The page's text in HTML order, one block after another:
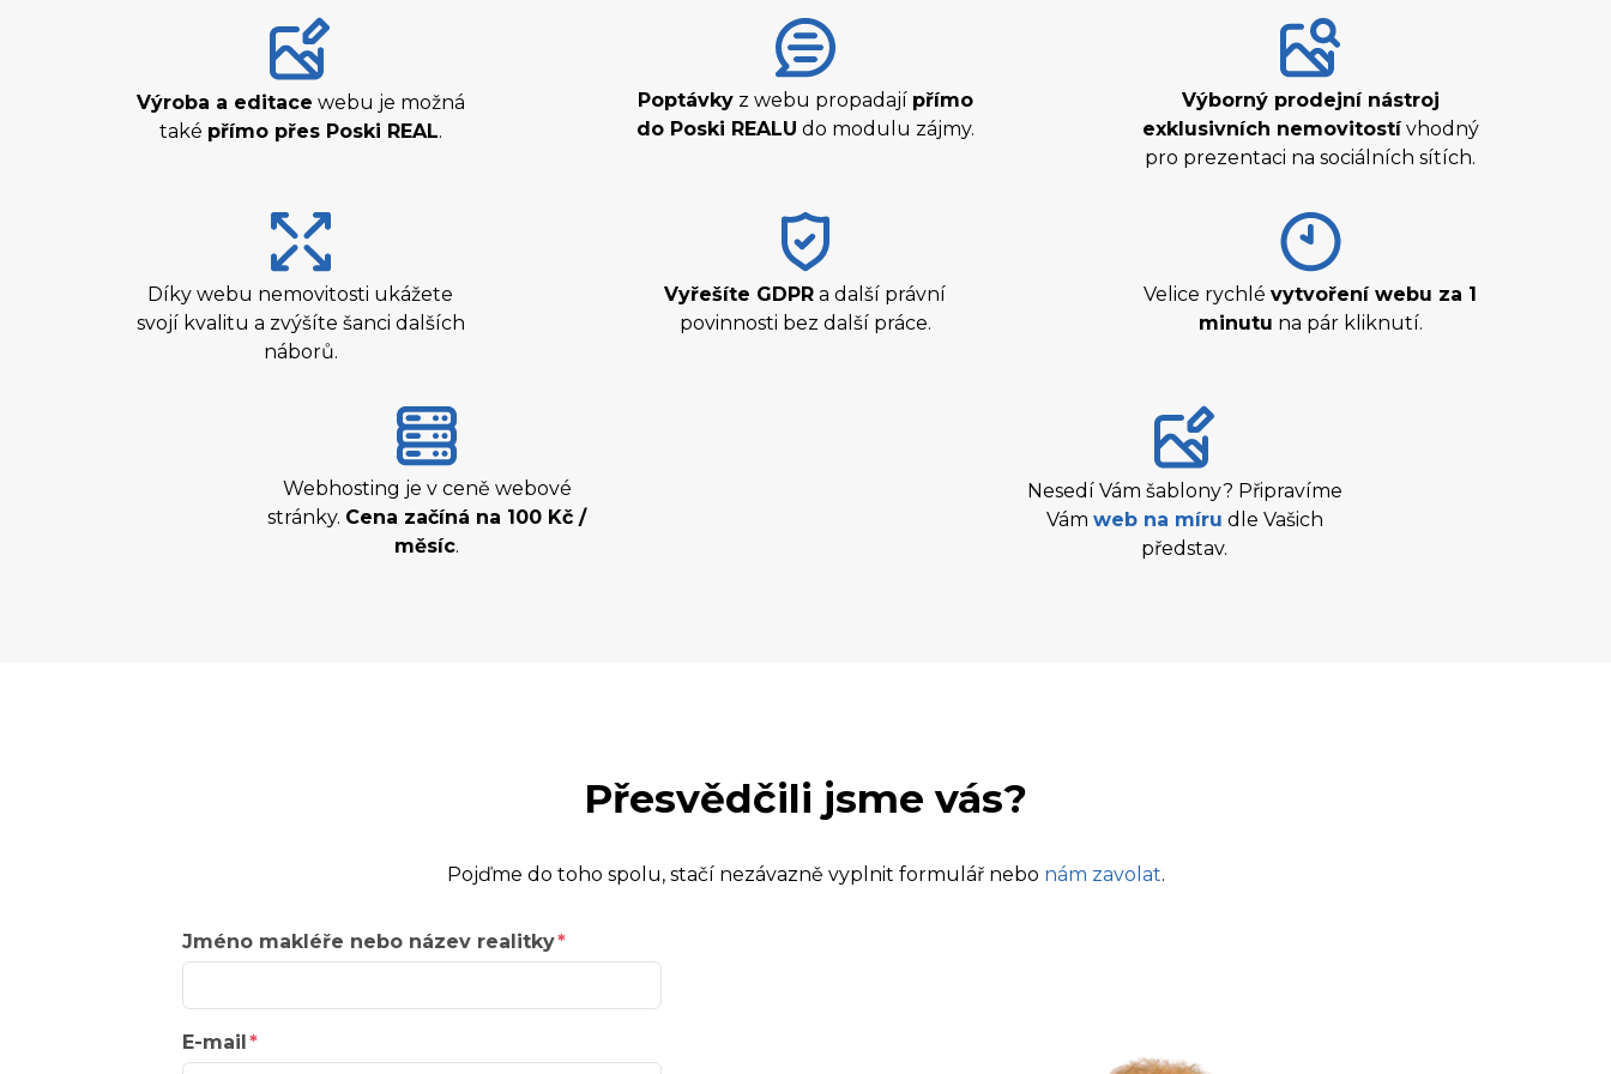
Výroba a editace webu je možná
také přímo přes Poski REAL.
Poptávkyz webu propadají přímo
do Poski REALU do modulu zájmy.
Výborný prodejní nástroj
exklusivních nemovitostívhodný
pro prezentaci na sociálních sítích.
Díky webu nemovitosti ukážete
svojí kvalitu a zvýšíte šanci dalších
náborů.
Vyřešíte GDPR a další právní
povinnosti bez další práce.
Velice rychlévytvoření webu za 1
minutu na pár kliknutí.
Webhosting je v ceně webové
stránky. Cena začíná na 100 Kč /
měsíc.
Nesedí Vám šablony? Připravíme
Vám web na míru dle Vašich
představ.
Přesvědčili jsme vás?
Pojďme do toho spolu, stačí nezávazně vyplnit formulář nebo nám zavolat.
Jméno makléře nebo název realitky
E-mail